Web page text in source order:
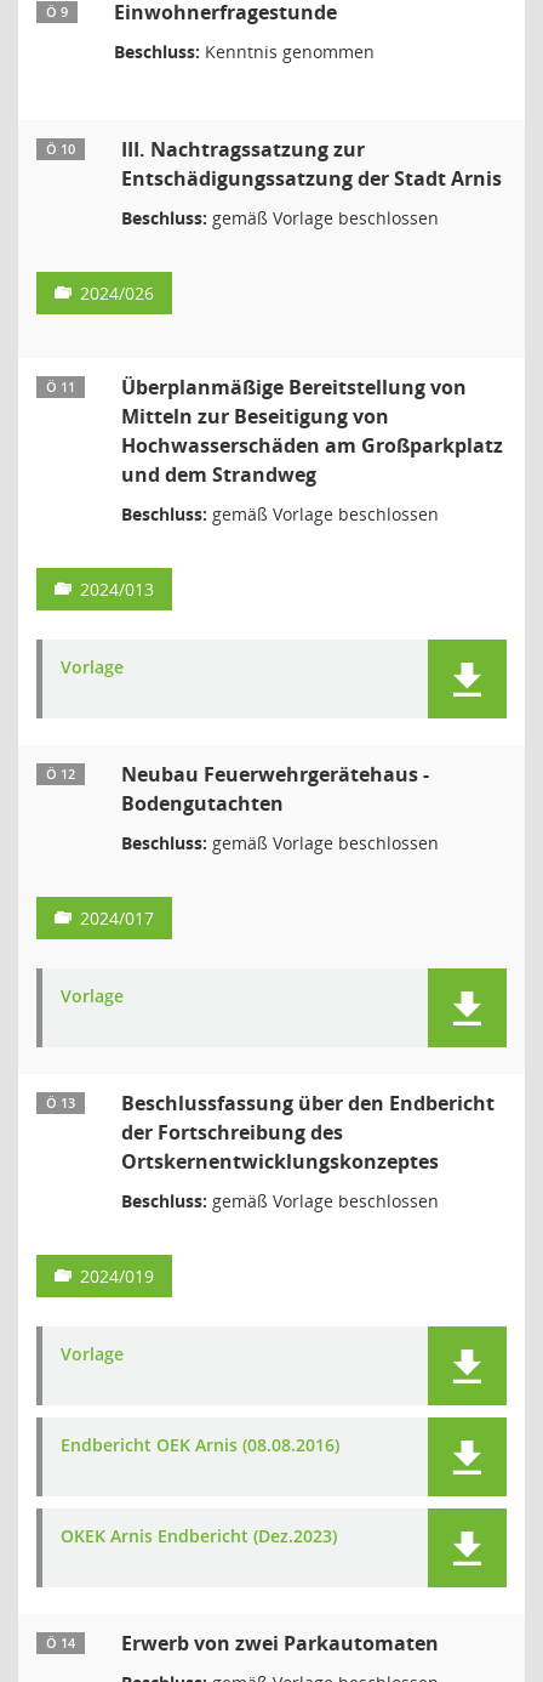
Ö 9 Einwohnerfragestunde
Beschluss: Kenntnis genommen
Ö 10
III. Nachtragssatzung zur
Entschädigungssatzung der Stadt Arnis
Beschluss: gemäß Vorlage beschlossen
2024/026
Ö 11
Überplanmäßige Bereitstellung von
Mitteln zur Beseitigung von
Hochwasserschäden am Großparkplatz
und dem Strandweg
Beschluss: gemäß Vorlage beschlossen
2024/013
Vorlage
Ö 12
Neubau Feuerwehrgerätehaus -
Bodengutachten
Beschluss: gemäß Vorlage beschlossen
2024/017
Vorlage
Ö 13
Beschlussfassung über den Endbericht
der Fortschreibung des
Ortskernentwicklungskonzeptes
Beschluss: gemäß Vorlage beschlossen
2024/019
Vorlage
Endbericht OEK Arnis (08.08.2016)
OKEK Arnis Endbericht (Dez.2023)
Ö 14 Erwerb von zwei Parkautomaten